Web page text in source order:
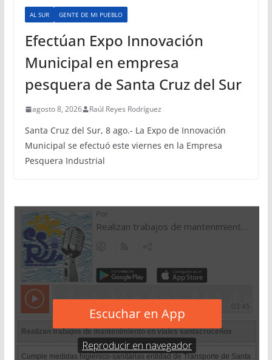
AL SUR GENTE DE MI PUEBLO
Efectúan Expo Innovación
Municipal en empresa
pesquera de Santa Cruz del Sur
agosto 8, 2026 Raúl Reyes Rodríguez
Santa Cruz del Sur, 8 ago.- La Expo de Innovación
Municipal se efectuó este viernes en la Empresa
Pesquera Industrial